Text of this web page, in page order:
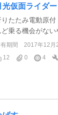
光仮面ライダー
りたたみ電動原
ど乗る機会がない
期間
2017年12月
12
0 4